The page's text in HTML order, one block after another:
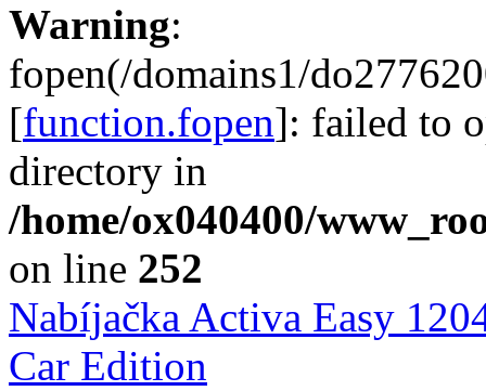
Warning:
fopen(/domains1/
[function.fopen]: failed to
directory in
/home/ox040400/
on line 252
Nabíjačka Activa Easy
Car Edition